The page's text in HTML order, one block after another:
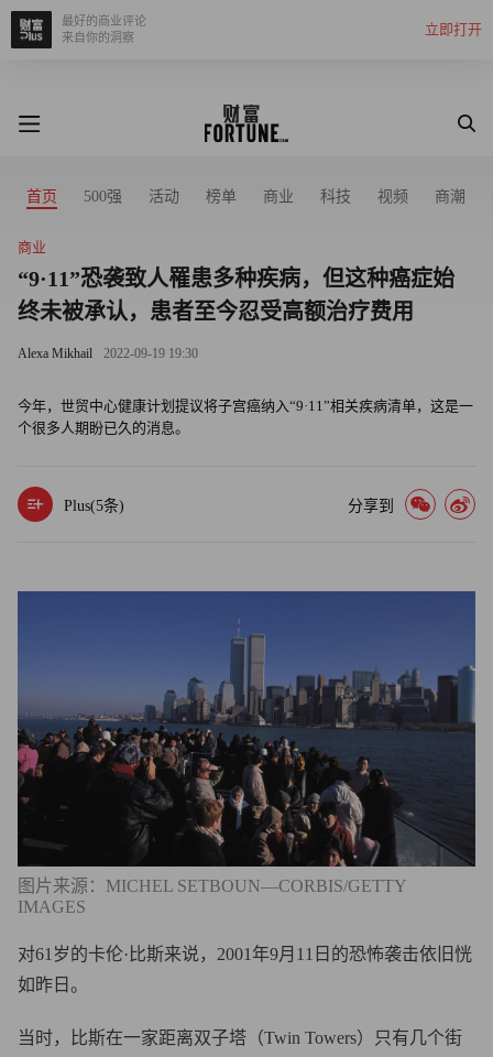
立即打开
最好的商业评论
来自你的洞察
首页 500强 活动 榜单 商业 科技 视频 商潮
商业
“9·11”恐袭致人罹患多种疾病，但这种癌症始
终未被承认，患者至今忍受高额治疗费用
Alexa Mikhail 2022-09-19 19:30
今年，世贸中心健康计划提议将子宫癌纳入“9·11”相关疾病清单，这是一
个很多人期盼已久的消息。
Plus(5条) 分享到
图片来源：MICHEL SETBOUN—CORBIS/GETTY
IMAGES
对61岁的卡伦·比斯来说，2001年9月11日的恐怖袭击依旧恍
如昨日。
当时，比斯在一家距离双子塔（Twin Towers）只有几个街